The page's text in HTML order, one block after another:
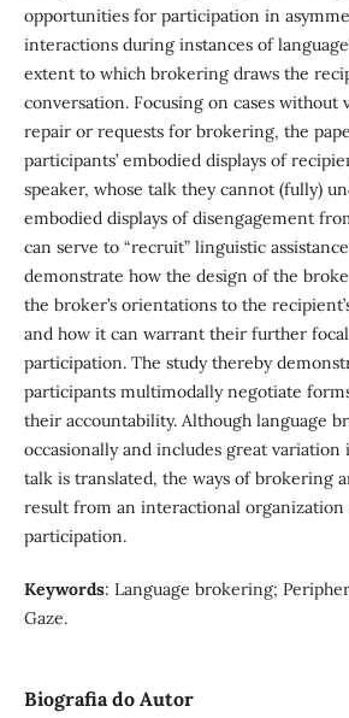
opportunities for participation in
interactions during instances of
extent to which brokering draws the
conversation. Focusing on cases
repair or requests for brokering, the
participants’ embodied displays of
speaker, whose talk they cannot (fully)
embodied displays of disengagement
can serve to “recruit” linguistic
demonstrate how the design of the
the broker’s orientations to the
and how it can warrant their further
participation. The study thereby
participants multimodally negotiate
their accountability. Although language
occasionally and includes great
talk is translated, the ways of brokering
result from an interactional organization
participation.
Keywords: Language brokering;
Gaze.
Biografia do Autor